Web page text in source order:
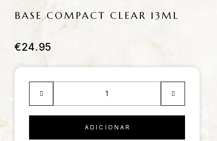
BASE COMPACT CLEAR 13ML
€24.95
ADICIONAR